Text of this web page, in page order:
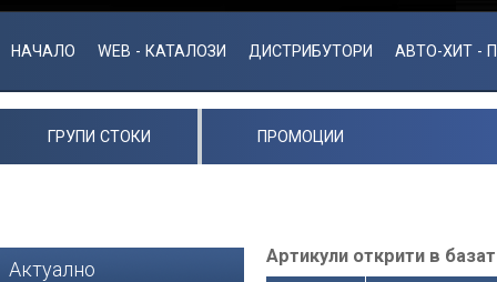
НАЧАЛО WEB - КАТАЛОЗИ ДИСТРИБУТОРИ АВТО-ХИТ -
ГРУПИ СТОКИ ПРОМОЦИИ
Актуално
Артикули открити в